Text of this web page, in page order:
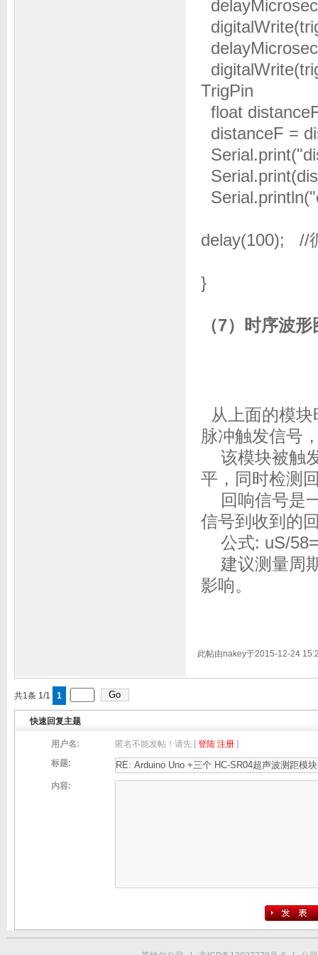
TrigPin
float
distanceF =
delay(100); //
}
（7）时序波
从上面的模
脉冲触发信号
该模块被触
平，同时检测
回响信号是
信号到收到的
公式: uS/58=
建议测量周
影响。
此帖由nakey于2015-12-24
共1条 1/1 1
快速回复主题
用户名: 匿名不能发帖！请先 [ 登陆 注册]
标题:
内容: